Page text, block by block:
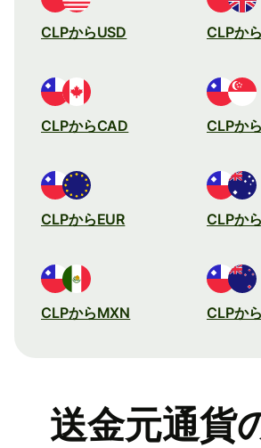
CLPからUSD CLPか
CLPからCAD CLPか
CLPからEUR CLPか
CLPからMXN CLPか
送金元通貨